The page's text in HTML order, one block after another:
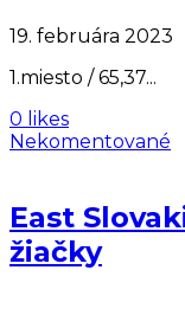
19. februára 2023
1.miesto / 65,37...
0 likes
Nekomentované
East
žiačky